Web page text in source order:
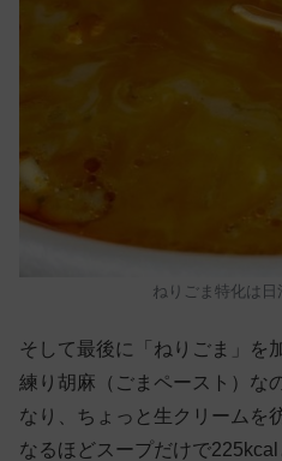
ねりごま特化は
そして最後に「ねりごま」を
練り胡麻（ごまペースト）な
なり、ちょっと生クリームを
なるほどスープだけで